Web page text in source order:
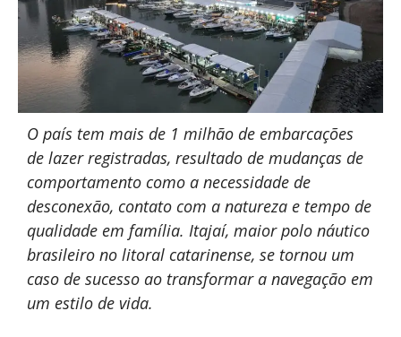
O país tem mais de 1 milhão de embarcações
de lazer registradas, resultado de mudanças de
comportamento como a necessidade de
desconexão, contato com a natureza e tempo de
qualidade em família. Itajaí, maior polo náutico
brasileiro no litoral catarinense, se tornou um
caso de sucesso ao transformar a navegação em
um estilo de vida.